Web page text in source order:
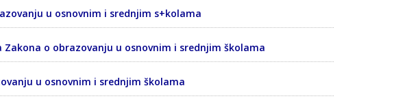
u osnovnim i srednjim s+kolama
o obrazovanju u osnovnim i srednjim školama
u osnovnim i srednjim školama